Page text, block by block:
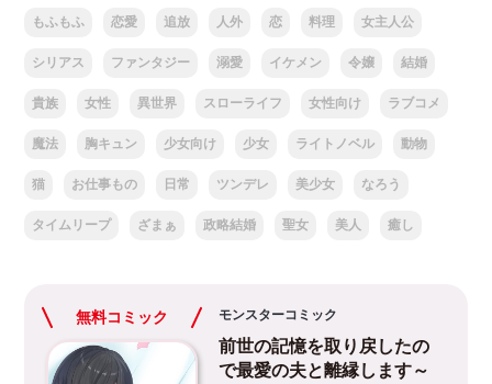
もふもふ 恋愛 追放 人外 恋 料理 女主人公
シリアス ファンタジー 溺愛 イケメン 令嬢 結婚
貴族 女性 異世界 スローライフ 女性向け ラブコメ
魔法 胸キュン 少女向け 少女 ライトノベル 動物
猫 お仕事もの 日常 ツンデレ 美少女 なろう
タイムリープ ざまぁ 政略結婚 聖女 美人 癒し
無料コミック モンスターコミック
前世の記憶を取り戻したの
で最愛の夫と離縁します～